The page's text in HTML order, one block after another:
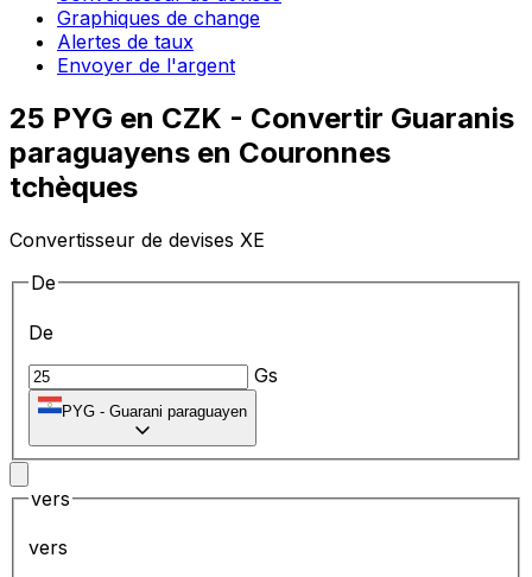
Graphiques de change
Alertes de taux
Envoyer de l'argent
25 PYG en CZK - Convertir Guaranis
paraguayens en Couronnes
tchèques
Convertisseur de devises XE
De
De
Gs
PYG - Guarani paraguayen
vers
vers